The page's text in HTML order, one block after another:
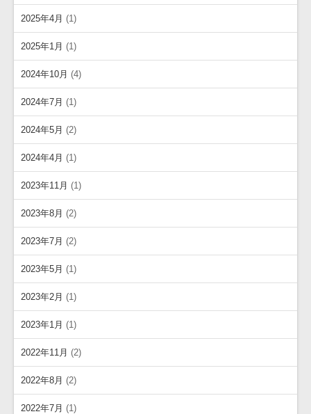
2025年4月 (1)
2025年1月 (1)
2024年10月 (4)
2024年7月 (1)
2024年5月 (2)
2024年4月 (1)
2023年11月 (1)
2023年8月 (2)
2023年7月 (2)
2023年5月 (1)
2023年2月 (1)
2023年1月 (1)
2022年11月 (2)
2022年8月 (2)
2022年7月 (1)